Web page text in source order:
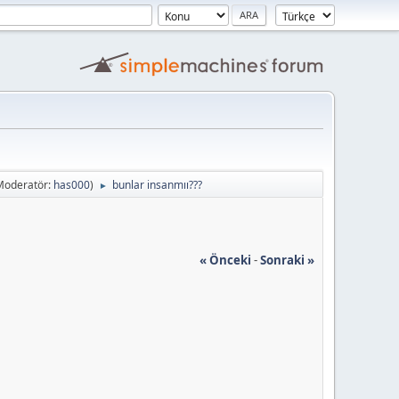
has000) ► bunlar insanmıı???
« Önceki -Sonraki »